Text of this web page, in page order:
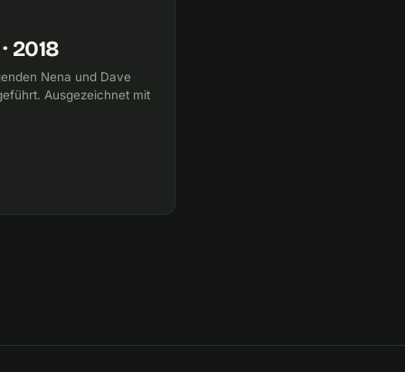
2018
Nena und Dave
Ausgezeichnet mit